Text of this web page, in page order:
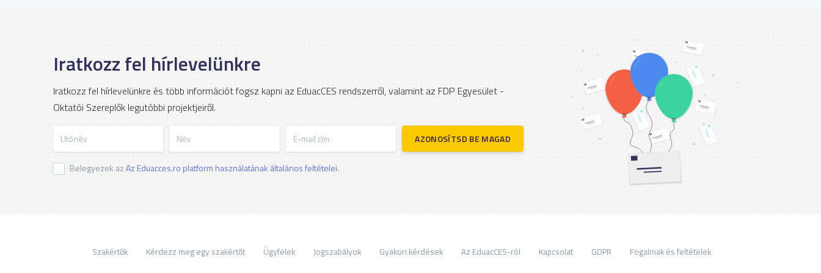
Iratkozz fel hírlevelünkre
Iratkozz fel hírlevelünkre és több információt fogsz kapni az EduacCES rendszerről, valamint az FDP Egyesület -
Oktatói Szereplők legutóbbi projektjeiről.
E-mail cím
AZONOSÍTSD BE MAGAD
Belegyezek azAz Eduacces.ro platform használatának általános feltételei.
Szakértők Kérdezz meg egy szakértőt Ügyfelek Jogszabályok Gyakori kérdések Az EduacCES-ról Kapcsolat GDPR Fogalmak és feltételek